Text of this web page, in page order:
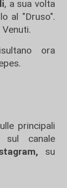
, a sua volta
al "Druso".
ora
principali
sul canale
, su